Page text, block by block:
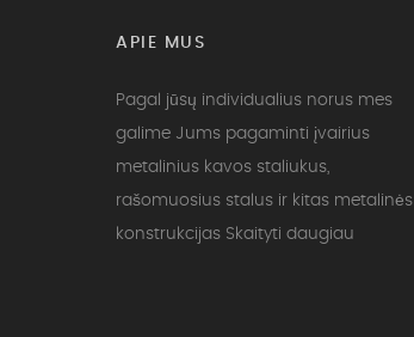
APIE MUS
Pagal jūsų individualius norus mes
galime Jums pagaminti įvairius
metalinius kavos staliukus,
rašomuosius stalus ir kitas metalinės
konstrukcijas Skaityti daugiau